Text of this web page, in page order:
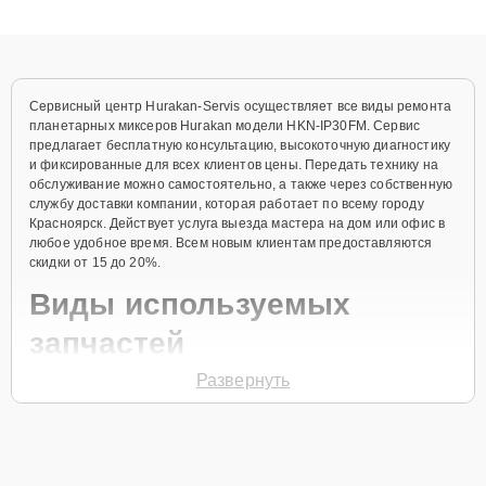
Сервисный центр Hurakan-Servis осуществляет все виды ремонта
планетарных миксеров Hurakan модели HKN-IP30FM. Сервис
предлагает бесплатную консультацию, высокоточную диагностику
и фиксированные для всех клиентов цены. Передать технику на
обслуживание можно самостоятельно, а также через собственную
службу доставки компании, которая работает по всему городу
Красноярск. Действует услуга выезда мастера на дом или офис в
любое удобное время. Всем новым клиентам предоставляются
скидки от 15 до 20%.
Виды используемых
запчастей
Для ремонта планетарного миксера модели HKN-IP30FM
Развернуть